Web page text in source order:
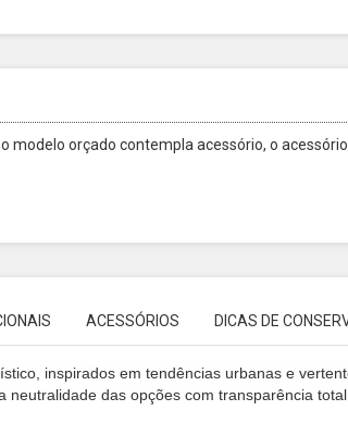
modelo orçado contempla acessório, o
ACESSÓRIOS DICAS DE
inspirados em tendências urbanas e
neutralidade das opções com transparência total.